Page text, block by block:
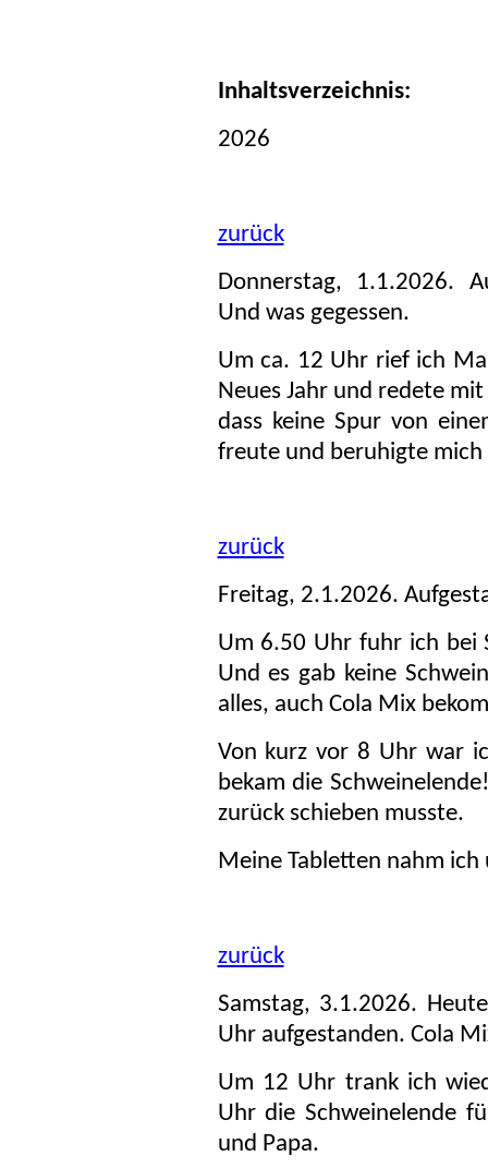
Inhaltsverzeichnis:
2026
zurück
Donnerstag, 1.1.2026.
Und was gegessen.
Um ca. 12 Uhr rief ich
Neues Jahr und redete
dass keine Spur von
freute und beruhigte mich
zurück
Freitag, 2.1.2026.
Um 6.50 Uhr fuhr ich bei
Und es gab keine
alles, auch Cola Mix
Von kurz vor 8 Uhr war
bekam die
zurück schieben musste.
Meine Tabletten nahm ich
zurück
Samstag, 3.1.2026.
Uhr aufgestanden. Cola
Um 12 Uhr trank ich
Uhr die Schweinelende
und Papa.